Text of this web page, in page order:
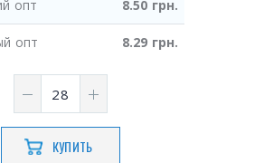
опт 8.50 грн.
опт 8.29 грн.
КУПИТЬ